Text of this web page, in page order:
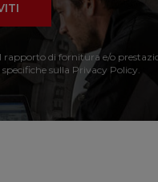
rapporto di fornitura e/o
sulla Privacy Policy.